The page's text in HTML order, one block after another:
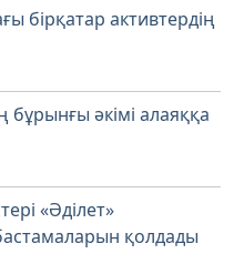
бірқатар активтердің
әкімі алаяққа
«Әділет»
қолдады